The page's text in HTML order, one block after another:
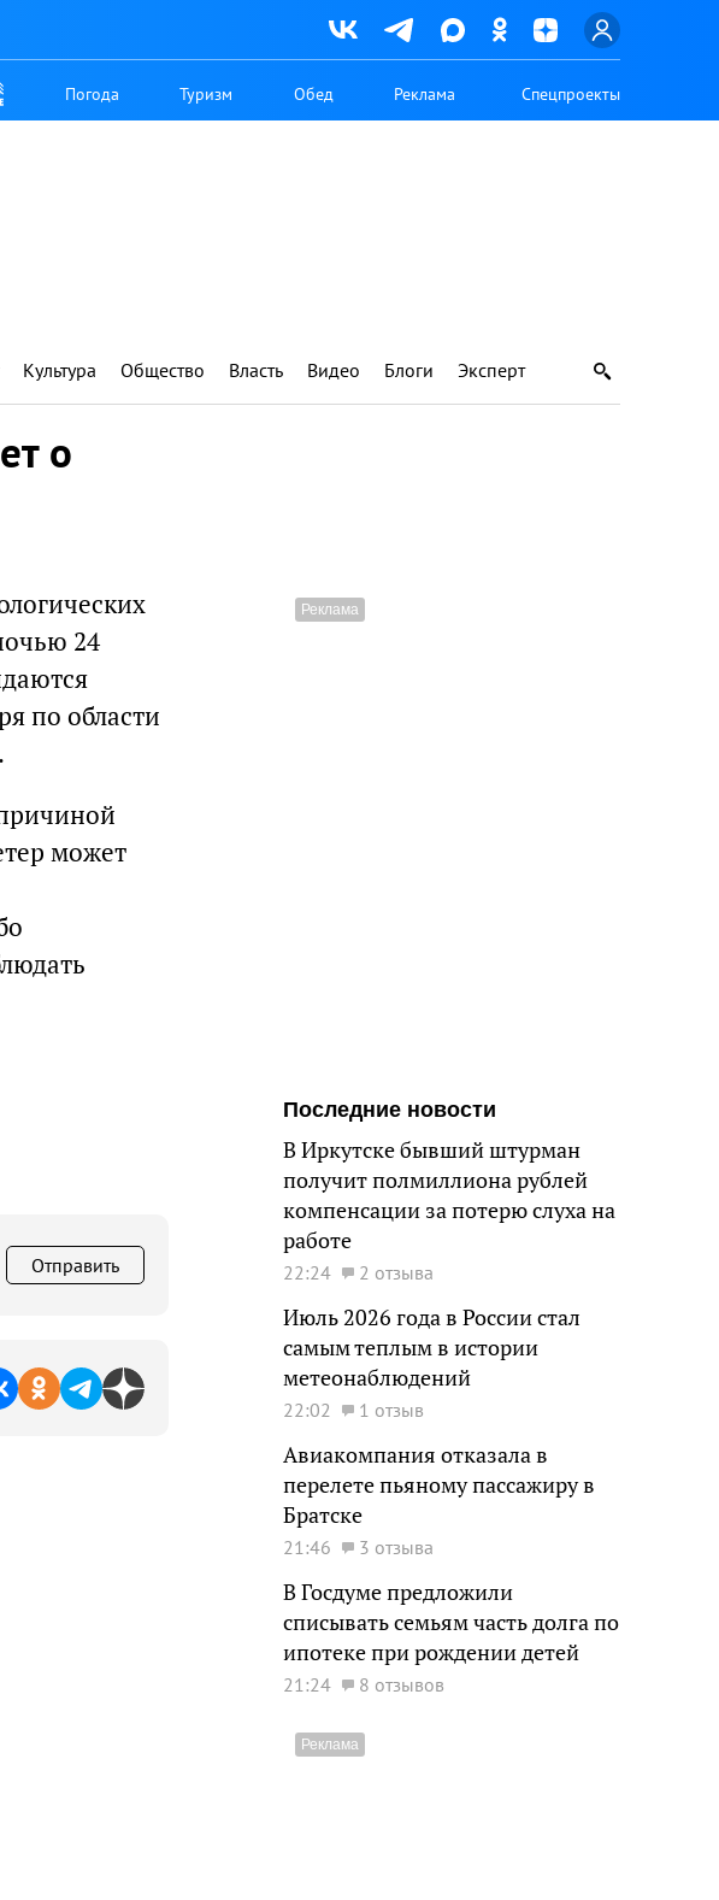
Погода Туризм Обед Реклама Спецпроекты
Культура Общество Власть Видео Блоги Эксперт
о
24
по области
может
Отправить
Последние новости
В Иркутске бывший штурман
получит полмиллиона рублей
компенсации за потерю слуха на
работе
22:24 2 отзыва
Июль 2026 года в России стал
самым теплым в истории
метеонаблюдений
22:02 1 отзыв
Авиакомпания отказала в
перелете пьяному пассажиру в
Братске
21:46 3 отзыва
В Госдуме предложили
списывать семьям часть долга по
ипотеке при рождении детей
21:24 8 отзывов